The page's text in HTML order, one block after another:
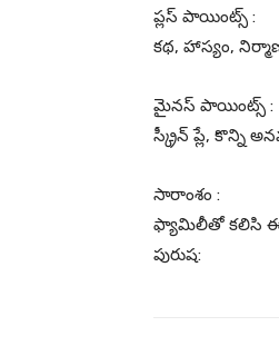
ప్లస్ పాయింట్స్ :
కథ, హాస్యం,
మైనస్ పాయింట్స్ :
స్క్రీన్ ప్లే, కొన్ని
సారాంశం :
ఫ్యామిలీతో కలిసి ఈ
పురుష: